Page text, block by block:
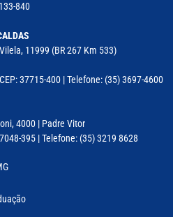
840
11999 (BR 267 Km 533)
37715-400 | Telefone: (35) 3697-4600
4000 | Padre Vitor
395 | Telefone: (35) 3219 8628